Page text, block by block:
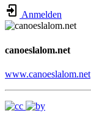
Anmelden
canoeslalom.net
www.canoeslalom.net